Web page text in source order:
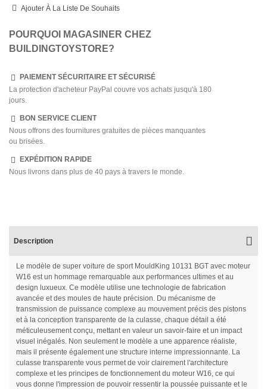
Ajouter À La Liste De Souhaits
POURQUOI MAGASINER CHEZ
BUILDINGTOYSTORE?
PAIEMENT SÉCURITAIRE ET SÉCURISÉ
La protection d'acheteur PayPal couvre vos achats jusqu'à 180
jours.
BON SERVICE CLIENT
Nous offrons des fournitures gratuites de pièces manquantes
ou brisées.
EXPÉDITION RAPIDE
Nous livrons dans plus de 40 pays à travers le monde.
Description
Le modèle de super voiture de sport MouldKing 10131 BGT avec moteur
W16 est un hommage remarquable aux performances ultimes et au
design luxueux. Ce modèle utilise une technologie de fabrication
avancée et des moules de haute précision. Du mécanisme de
transmission de puissance complexe au mouvement précis des pistons
et à la conception transparente de la culasse, chaque détail a été
méticuleusement conçu, mettant en valeur un savoir-faire et un impact
visuel inégalés. Non seulement le modèle a une apparence réaliste,
mais il présente également une structure interne impressionnante. La
culasse transparente vous permet de voir clairement l'architecture
complexe et les principes de fonctionnement du moteur W16, ce qui
vous donne l'impression de pouvoir ressentir la poussée puissante et le